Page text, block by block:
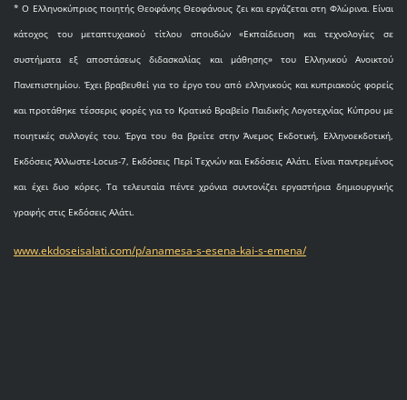
* O Eλληνοκύπριος ποιητής Θεοφάνης Θεοφάνους ζει και εργάζεται στη Φλώρινα. Είναι
κάτοχος του μεταπτυχιακού τίτλου σπουδών «Εκπαίδευση και τεχνολογίες σε
συστήματα εξ αποστάσεως διδασκαλίας και μάθησης» του Ελληνικού Ανοικτού
Πανεπιστημίου. Έχει βραβευθεί για το έργο του από ελληνικούς και κυπριακούς φορείς
και προτάθηκε τέσσερις φορές για το Κρατικό Βραβείο Παιδικής Λογοτεχνίας Κύπρου με
ποιητικές συλλογές του. Έργα του θα βρείτε στην Άνεμος Εκδοτική, Ελληνοεκδοτική,
Εκδόσεις Άλλωστε-Locus-7, Εκδόσεις Περί Τεχνών και Εκδόσεις Αλάτι. Είναι παντρεμένος
και έχει δυο κόρες. Τα τελευταία πέντε χρόνια συντονίζει εργαστήρια δημιουργικής
γραφής στις Εκδόσεις Αλάτι.
www.ekdoseisalati.com/p/anamesa-s-esena-kai-s-emena/